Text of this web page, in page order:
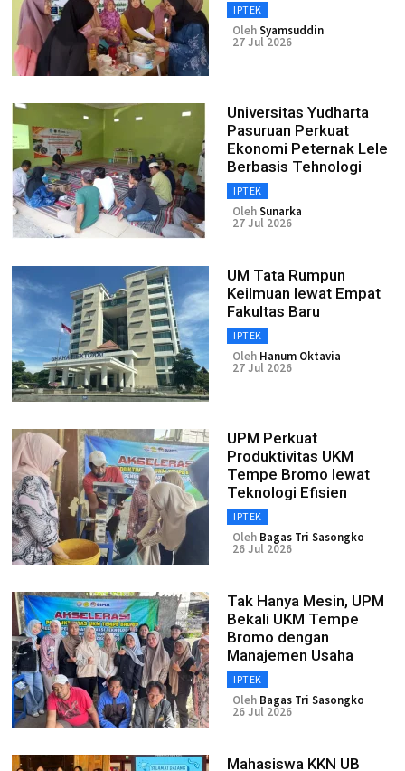
IPTEK
OlehSyamsuddin
27 Jul 2026
Universitas Yudharta
Pasuruan Perkuat
Ekonomi Peternak Lele
Berbasis Tehnologi
IPTEK
OlehSunarka
27 Jul 2026
UM Tata Rumpun
Keilmuan lewat Empat
Fakultas Baru
IPTEK
Oleh Hanum Oktavia
27 Jul 2026
UPM Perkuat
Produktivitas UKM
Tempe Bromo lewat
Teknologi Efisien
IPTEK
Oleh Bagas Tri Sasongko
26 Jul 2026
Tak Hanya Mesin, UPM
Bekali UKM Tempe
Bromo dengan
Manajemen Usaha
IPTEK
Oleh Bagas Tri Sasongko
26 Jul 2026
Mahasiswa KKN UB